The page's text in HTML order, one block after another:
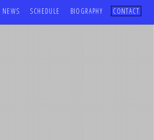
NEWS SCHEDULE BIOGRAPHY CONTACT